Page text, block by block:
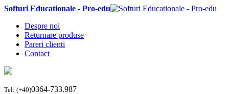
Softuri Educationale - Pro-edu
Despre noi
Returnare produse
Pareri clienti
Contact
Tel: (+40)0364-733.987